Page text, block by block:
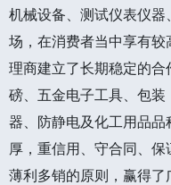
机械设备、测试仪表仪
场，在消费者当中享有
理商建立了长期稳定的
磅、五金电子工具、包
器、防静电及化工用品
厚，重信用、守合同、
薄利多销的原则，赢得了